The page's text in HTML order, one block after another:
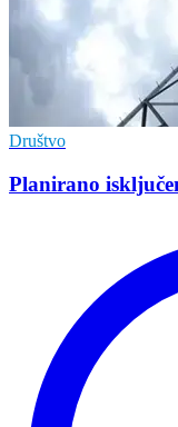
Društvo
Planirano